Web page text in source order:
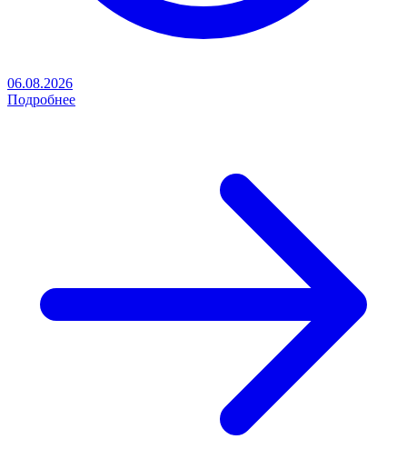
06.08.2026
Подробнее